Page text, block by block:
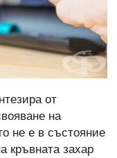
от
на
не е в състояние
кръвната захар